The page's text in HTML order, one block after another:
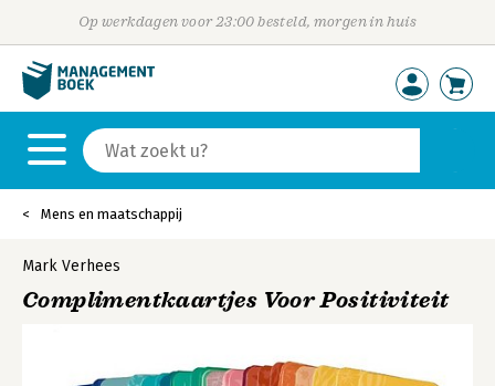
Op werkdagen voor 23:00 besteld, morgen in huis
Mens en maatschappij
Mark Verhees
Complimentkaartjes Voor Positiviteit